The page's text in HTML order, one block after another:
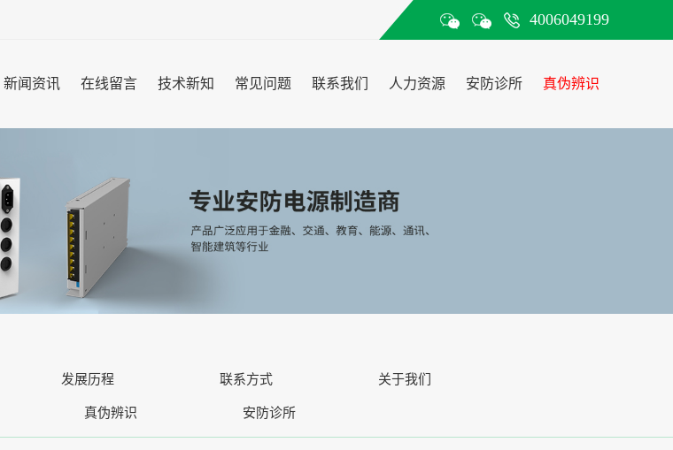
4006049199
新闻资讯 在线留言 技术新知 常见问题 联系我们 人力资源 安防诊所 真伪辨识
发展历程 联系方式 关于我们
真伪辨识 安防诊所